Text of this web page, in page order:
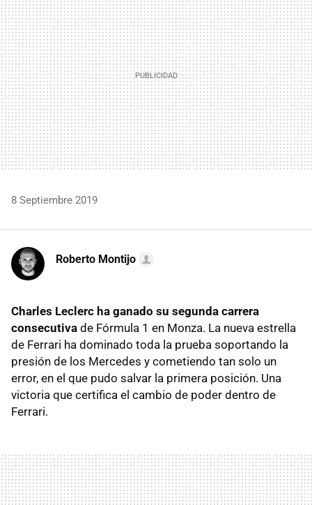
8 Septiembre 2019
Roberto Montijo
Charles Leclerc ha ganado su segunda carrera
consecutiva de Fórmula 1 en Monza. La nueva estrella
de Ferrari ha dominado toda la prueba soportando la
presión de los Mercedes y cometiendo tan solo un
error, en el que pudo salvar la primera posición. Una
victoria que certifica el cambio de poder dentro de
Ferrari.